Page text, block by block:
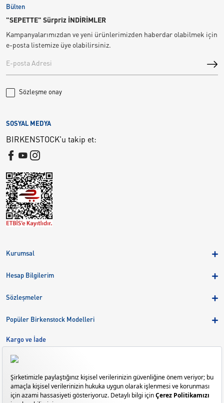
Bülten
"SEPETTE" Sürpriz İNDİRİMLER
Kampanyalarımızdan ve yeni ürünlerimizden haberdar olabilmek için
e-posta listemize üye olabilirsiniz.
Sözleşme onay
Kurumsal
Birkenstock Group
Kariyer
Hesap Bilgilerim
Sipariş Takibi
Sözleşmeler
Kargo ve İade
Çerez Tercihlerini Yönetin
Popüler Birkenstock Modelleri
Gizeh
Mayari
Madrid
Kargo ve İade
Bize Ulaşın
SOSYAL MEDYA
BIRKENSTOCK'u takip et: